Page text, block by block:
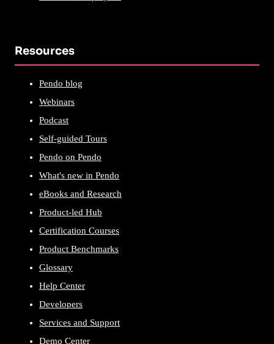
Resources
Pendo blog
Webinars
Podcast
Self-guided Tours
Pendo on Pendo
What's new in Pendo
eBooks and Research
Product-led Hub
Certification Courses
Product Benchmarks
Glossary
Help Center
Developers
Services and Support
Demo Center